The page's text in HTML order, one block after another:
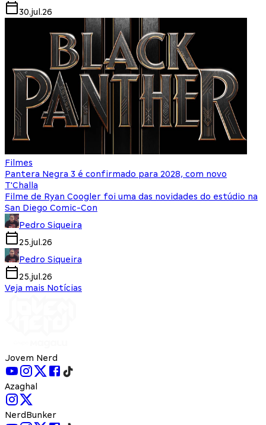
30.jul.26
Filmes
Pantera Negra 3 é confirmado para 2028, com novo
T'Challa
Filme de Ryan Coogler foi uma das novidades do estúdio na
San Diego Comic-Con
Pedro Siqueira
25.jul.26
Pedro Siqueira
25.jul.26
Veja mais Notícias
Jovem Nerd
Azaghal
NerdBunker